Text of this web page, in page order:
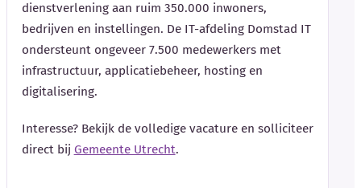
dienstverlening aan ruim 350.000 inwoners,
bedrijven en instellingen. De IT-afdeling Domstad IT
ondersteunt ongeveer 7.500 medewerkers met
infrastructuur, applicatiebeheer, hosting en
digitalisering.
Interesse? Bekijk de volledige vacature en solliciteer
direct bij Gemeente Utrecht.